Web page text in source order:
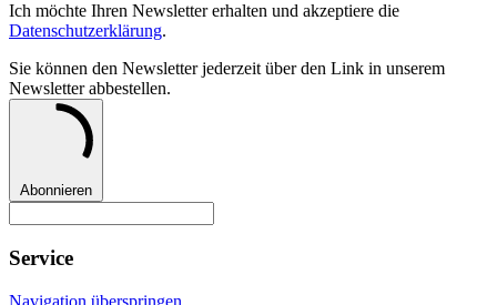
Ich möchte Ihren Newsletter erhalten und akzeptiere die
Datenschutzerklärung.
Sie können den Newsletter jederzeit über den Link in unserem
Newsletter abbestellen.
Abonnieren
Service
Navigation überspringen